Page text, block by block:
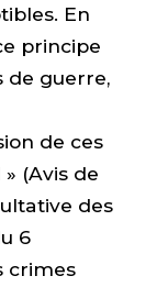
En
principe
de guerre,
de ces
(Avis de
des
6
crimes